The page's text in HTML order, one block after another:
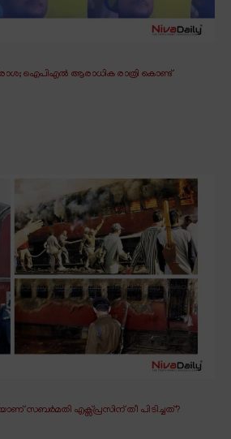
ഐപിഎൽ ആരാധിക രാത്രി കൊണ്ട്
സബർമതി എക്സ്പ്രസിന് തീ പിടിച്ചത്?